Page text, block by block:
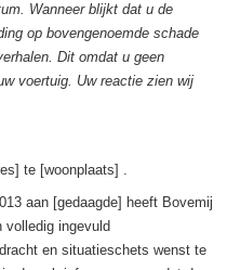
Wanneer blijkt dat u de
op bovengenoemde schade
Dit omdat u geen
voertuig. Uw reactie zien wij
te [woonplaats] .
aan [gedaagde] heeft Bovemij
volledig ingevuld
en situatieschets wenst te